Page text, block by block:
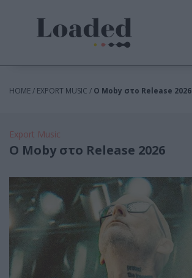
HOME / EXPORT MUSIC / Ο Moby στο Release 2026
Export Music
Ο Moby στο Release 2026